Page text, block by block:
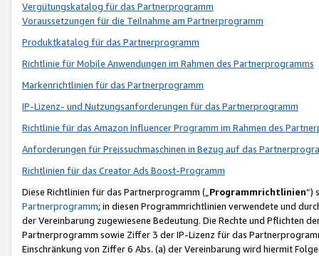
Vergütungskatalog für das Partnerprogramm
Voraussetzungen für die Teilnahme am Partnerprogramm
Produktkatalog für das Partnerprogramm
Richtlinie für Mobile Anwendungen im Rahmen des Partnerprogramms
Markenrichtlinien für das Partnerprogramm
IP-Lizenz- und Nutzungsanforderungen für das Partnerprogramm
Richtlinie für das Amazon Influencer Programm im Rahmen des
Anforderungen für Preissuchmaschinen in Bezug auf das
Richtlinien für das Creator Ads Boost-Programm
Diese Richtlinien für das Partnerprogramm („Programmrichtlinien“)
Partnerprogramm; in diesen Programmrichtlinien verwendete und
der Vereinbarung zugewiesene Bedeutung. Die Rechte und Pflichten
Partnerprogramm sowie Ziffer 3 der IP-Lizenz für das
Einschränkung von Ziffer 6 Abs. (a) der Vereinbarung wird hiermit